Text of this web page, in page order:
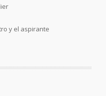
y el aspirante